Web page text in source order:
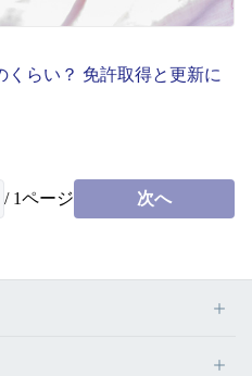
らい？ 免許取得と更新に
/ 1ページ 次へ